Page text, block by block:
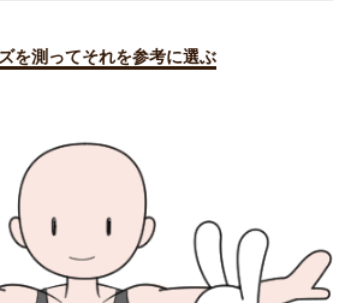
を測ってそれを参考に選ぶ